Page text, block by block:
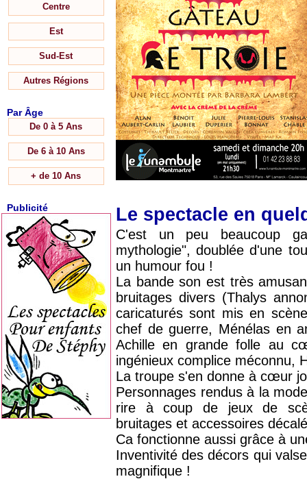
Centre
Est
Sud-Est
Autres Régions
Par Âge
De 0 à 5 Ans
De 6 à 10 Ans
+ de 10 Ans
Publicité Le spectacle en
C'est un peu beaucoup
mythologie", doublée d'une
un humour fou !
La bande son est très
bruitages divers (Thalys
caricaturés sont mis en
chef de guerre, Ménélas en
Achille en grande folle au
ingénieux complice méconnu,
La troupe s'en donne à cœur
Personnages rendus à la
rire à coup de jeux de
bruitages et accessoires
Ca fonctionne aussi grâce à
Inventivité des décors qui
magnifique !